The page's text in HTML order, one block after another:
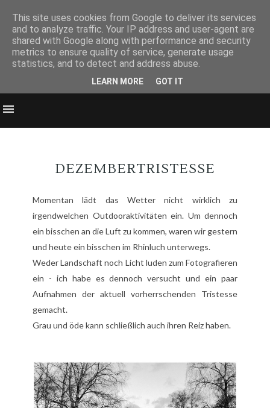
DEZEMBERTRISTESSE
Momentan lädt das Wetter nicht wirklich zu
irgendwelchen Outdooraktivitäten ein. Um dennoch
ein bisschen an die Luft zu kommen, waren wir gestern
und heute ein bisschen im Rhinluch unterwegs.
Weder Landschaft noch Licht luden zum Fotografieren
ein - ich habe es dennoch versucht und ein paar
Aufnahmen der aktuell vorherrschenden Tristesse
gemacht.
Grau und öde kann schließlich auch ihren Reiz haben.
This site uses cookies from Google to deliver its services
and to analyze traffic. Your IP address and user-agent are
shared with Google along with performance and security
metrics to ensure quality of service, generate usage
statistics, and to detect and address abuse.
LEARN MORE GOT IT